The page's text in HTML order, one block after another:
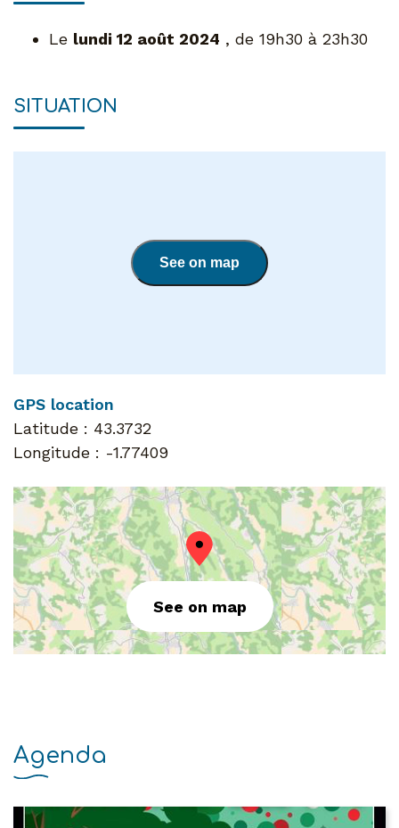
Le lundi 12 août 2024 , de 19h30 à 23h30
SITUATION
See on map
GPS location
Latitude : 43.3732
Longitude : -1.77409
See on map
Agenda